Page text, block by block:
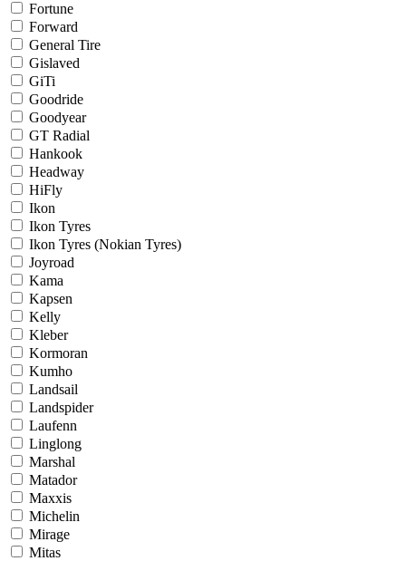
Fortune
Forward
General Tire
Gislaved
GiTi
Goodride
Goodyear
GT Radial
Hankook
Headway
HiFly
Ikon
Ikon Tyres
Ikon Tyres (Nokian Tyres)
Joyroad
Kama
Kapsen
Kelly
Kleber
Kormoran
Kumho
Landsail
Landspider
Laufenn
Linglong
Marshal
Matador
Maxxis
Michelin
Mirage
Mitas